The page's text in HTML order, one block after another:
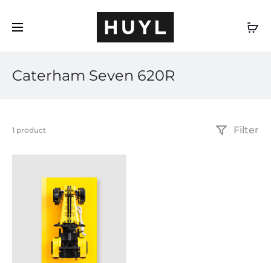
Caterham Seven 620R
1 product
wird
Filter